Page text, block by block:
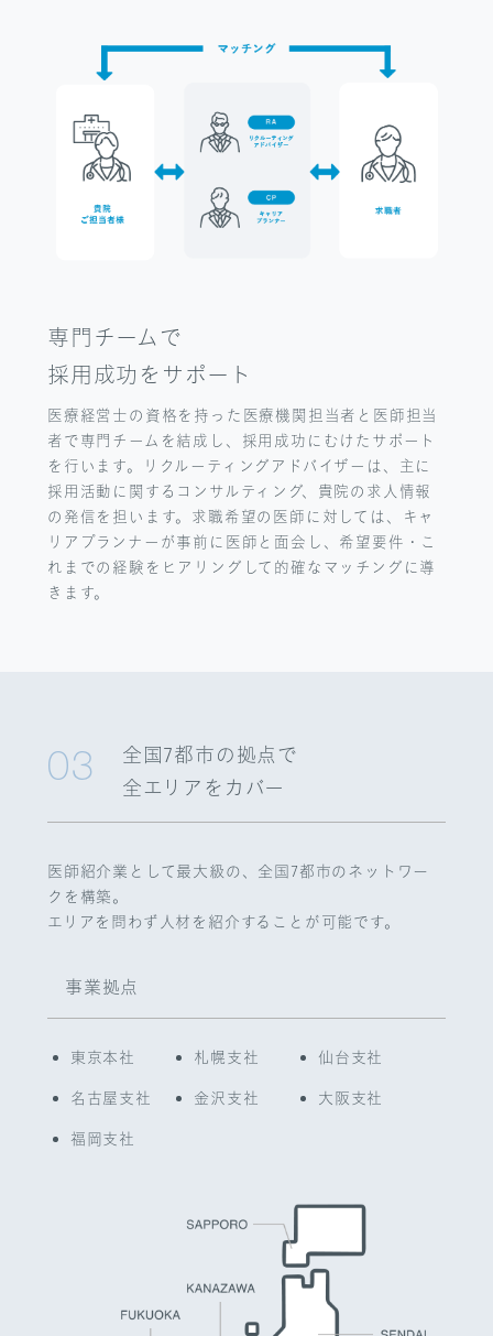
専門チームで
採用成功をサポート
医療経営士の資格を持った医療機関担当者と医師担当
者で専門チームを結成し、採用成功にむけたサポート
を行います。リクルーティングアドバイザーは、主に
採用活動に関するコンサルティング、貴院の求人情報
の発信を担います。求職希望の医師に対しては、キャ
リアプランナーが事前に医師と面会し、希望要件・こ
れまでの経験をヒアリングして的確なマッチングに導
きます。
03
全国7都市の拠点で
全エリアをカバー
医師紹介業として最大級の、全国7都市のネットワー
クを構築。
エリアを問わず人材を紹介することが可能です。
事業拠点
東京本社 札幌支社 仙台支社
名古屋支社 金沢支社 大阪支社
福岡支社